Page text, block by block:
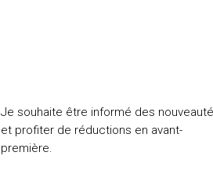
Je souhaite être informé des
et profiter de réductions en avant-
première.